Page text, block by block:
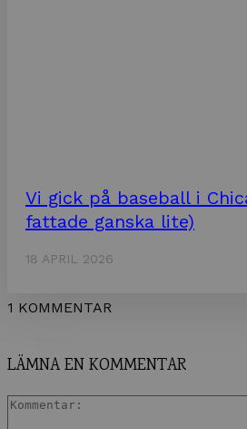
Vi gick på baseball i
fattade ganska lite)
18 APRIL 2026
1 KOMMENTAR
LÄMNA EN KOMMENTAR